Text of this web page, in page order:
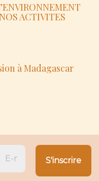
ACTIVITES
à Madagascar